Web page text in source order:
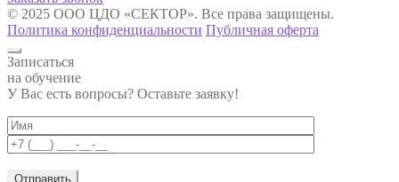
© 2025 ООО ЦДО «СЕКТОР». Все права защищены.
Политика конфиденциальности Публичная оферта
Записаться
на обучение
У Вас есть вопросы? Оставьте заявку!